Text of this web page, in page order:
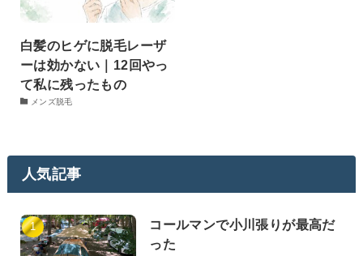
白髪のヒゲに脱毛レーザ
ーは効かない｜12回やっ
て私に残ったもの
メンズ脱毛
人気記事
コールマンで小川張りが最高だ
った